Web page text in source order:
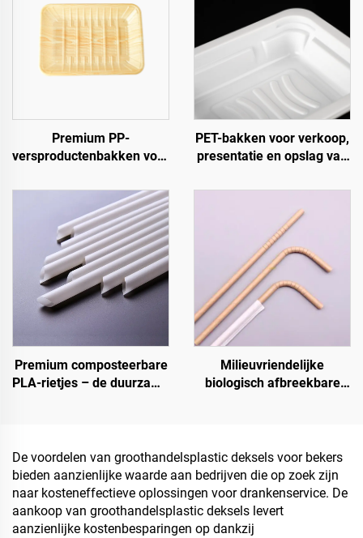
Premium PP-
versproductenbakken voor
PET-bakken voor verkoop,
presentatie en opslag van
Premium composteerbare
PLA-rietjes – de duurzame
Milieuvriendelijke
biologisch afbreekbare
De voordelen van groothandelsplastic deksels voor bekers
bieden aanzienlijke waarde aan bedrijven die op zoek zijn
naar kosteneffectieve oplossingen voor drankenservice. De
aankoop van groothandelsplastic deksels levert
aanzienlijke kostenbesparingen op dankzij